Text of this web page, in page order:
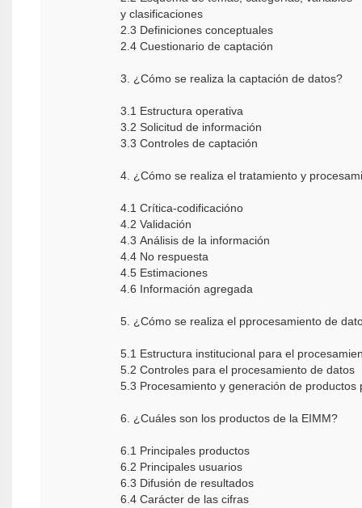
y clasificaciones
2.3 Definiciones conceptuales
2.4 Cuestionario de captación
3. ¿Cómo se realiza la captación de datos?
3.1 Estructura operativa
3.2 Solicitud de información
3.3 Controles de captación
4. ¿Cómo se realiza el tratamiento y
4.1 Crítica-codificacióno
4.2 Validación
4.3 Análisis de la información
4.4 No respuesta
4.5 Estimaciones
4.6 Información agregada
5. ¿Cómo se realiza el pprocesamiento de
5.1 Estructura institucional para el
5.2 Controles para el procesamiento de datos
5.3 Procesamiento y generación de
6. ¿Cuáles son los productos de la EIMM?
6.1 Principales productos
6.2 Principales usuarios
6.3 Difusión de resultados
6.4 Carácter de las cifras